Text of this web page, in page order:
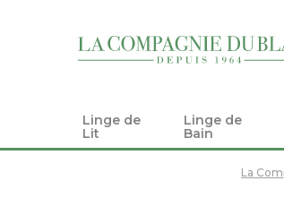
Linge de
Lit
Linge de
Bain
La